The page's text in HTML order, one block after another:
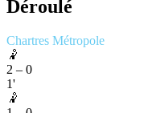
Déroulé
Chartres Métropole
🤾
2 – 0
1'
🤾